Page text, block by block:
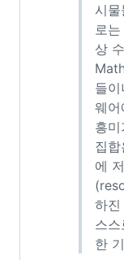
시물
로
상
들
웨어
흥
집
에
하
스
한